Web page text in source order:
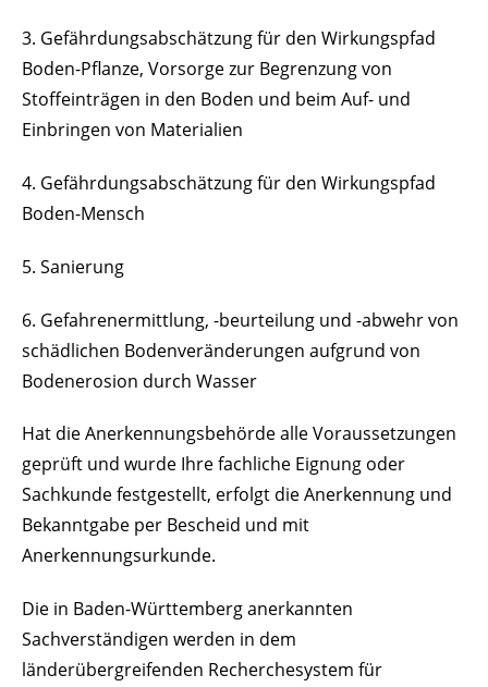
3. Gefährdungsabschätzung für den Wirkungspfad
Boden-Pflanze, Vorsorge zur Begrenzung von
Stoffeinträgen in den Boden und beim Auf- und
Einbringen von Materialien
4. Gefährdungsabschätzung für den Wirkungspfad
Boden-Mensch
5. Sanierung
6. Gefahrenermittlung, -beurteilung und -abwehr von
schädlichen Bodenveränderungen aufgrund von
Bodenerosion durch Wasser
Hat die Anerkennungsbehörde alle Voraussetzungen
geprüft und wurde Ihre fachliche Eignung oder
Sachkunde festgestellt, erfolgt die Anerkennung und
Bekanntgabe per Bescheid und mit
Anerkennungsurkunde.
Die in Baden-Württemberg anerkannten
Sachverständigen werden in dem
länderübergreifenden Recherchesystem für